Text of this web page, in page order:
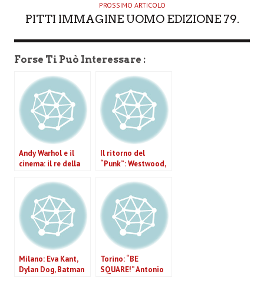
PROSSIMO ARTICOLO
PITTI IMMAGINE UOMO EDIZIONE 79.
Forse Ti Può Interessare :
Andy Warhol e il
cinema: il re della
MoMA di New York
Il ritorno del
“Punk”: Westwood,
Pistols e molti altri
in mostra a Roma
Milano: Eva Kant,
Dylan Dog, Batman
Torino: “BE
SQUARE!” Antonio